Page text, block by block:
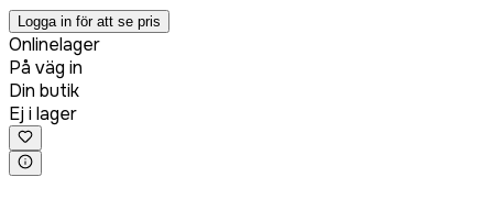
Logga in för att se pris
Onlinelager
På väg in
Din butik
Ej i lager